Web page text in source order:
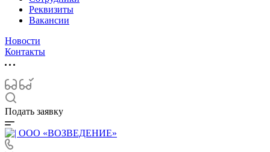
Реквизиты
Вакансии
Новости
Контакты
Подать заявку